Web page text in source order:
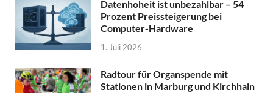
Datenhoheit ist unbezahlbar – 54
Prozent Preissteigerung bei
Computer-Hardware
1. Juli 2026
Radtour für Organspende mit
Stationen in Marburg und Kirchhain